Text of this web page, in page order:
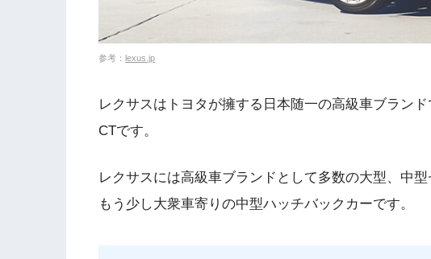
参考： lexus.jp
レクサスはトヨタが擁する日本随一の高級車ブラン
CTです。
レクサスには高級車ブランドとして多数の大型、中
もう少し大衆車寄りの中型ハッチバックカーです。